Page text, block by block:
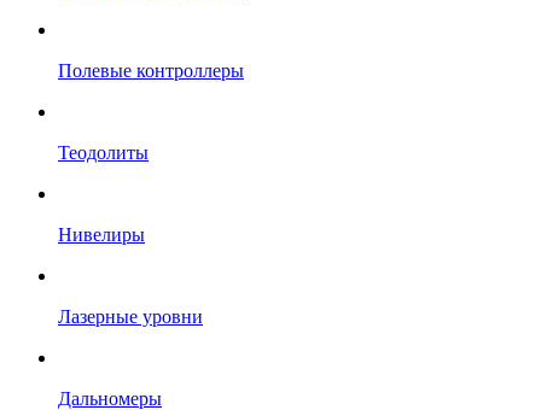
Полевые контроллеры
Теодолиты
Нивелиры
Лазерные уровни
Дальномеры